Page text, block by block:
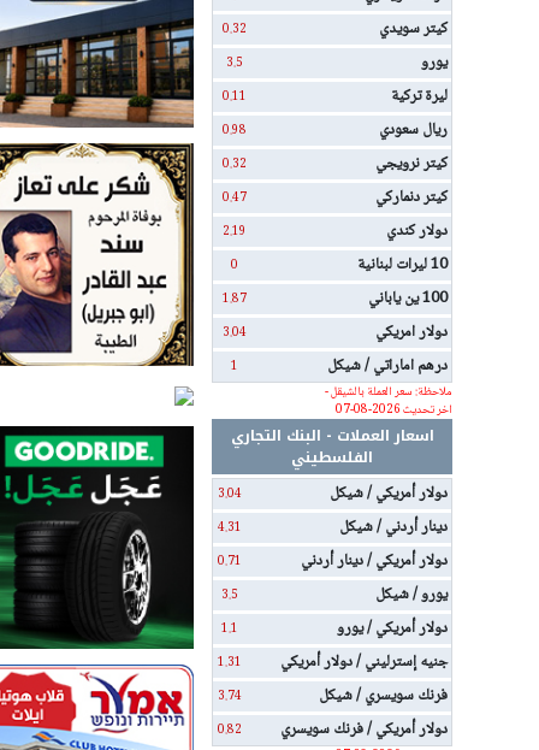
كيتر سويدي 0.32
يورو 3.5
ليرة تركية 0.11
ريال سعودي 0.98
كيتر نرويجي 0.32
كيتر دنماركي 0.47
دولار كندي 2.19
10 ليرات لبنانية 0
100 ين ياباني 1.87
دولار امريكي 3.04
درهم اماراتي / شيكل
1
ملاحظة: سعر العملة بالشيقل -
اخر تحديث 2026-08-07
اسعار العملات - البنك التجاري
الفلسطيني
دولار أمريكي / شيكل
3.04
دينار أردني / شيكل 4.31
دولار أمريكي / دينار أردني 0.71
يورو / شيكل 3.5
دولار أمريكي / يورو 1.1
جنيه إسترليني / دولار أمريكي 1.31
فرنك سويسري / شيكل 3.74
دولار أمريكي / فرنك سويسري
0.82